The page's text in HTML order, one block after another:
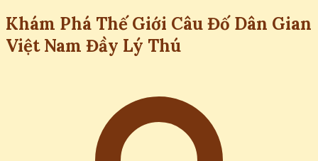
Khám Phá Thế Giới Câu Đố Dân Gian
Việt Nam Đầy Lý Thú